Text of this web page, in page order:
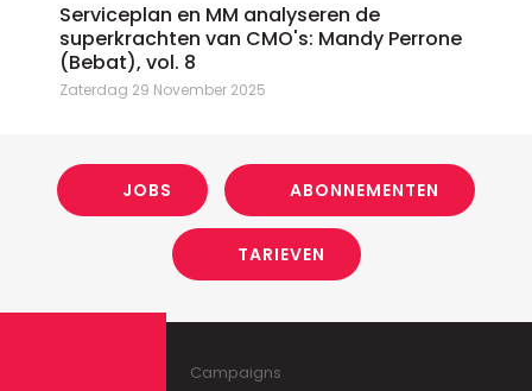
Serviceplan en MM analyseren de
superkrachten van CMO's: Mandy Perrone
(Bebat), vol. 8
Zaterdag 29 November 2025
JOBS ABONNEMENTEN
TARIEVEN
Campaigns